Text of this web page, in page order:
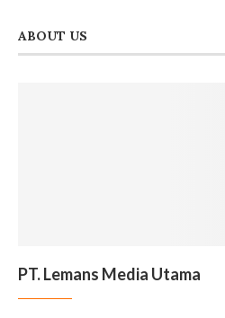
ABOUT US
PT. Lemans Media Utama